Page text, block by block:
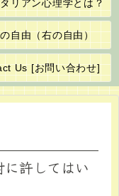
リアン心理学とは？
自由（右の自由）
Us [お問い合わせ]
許してはい